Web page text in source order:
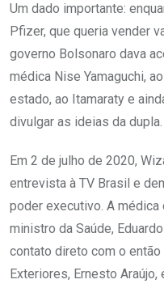
Um dado importante:
Pfizer, que queria vender
governo Bolsonaro dava
médica Nise Yamaguchi,
estado, ao Itamaraty e
divulgar as ideias da dupla.
Em 2 de julho de 2020,
entrevista à TV Brasil e
poder executivo. A
ministro da Saúde,
contato direto com o
Exteriores, Ernesto